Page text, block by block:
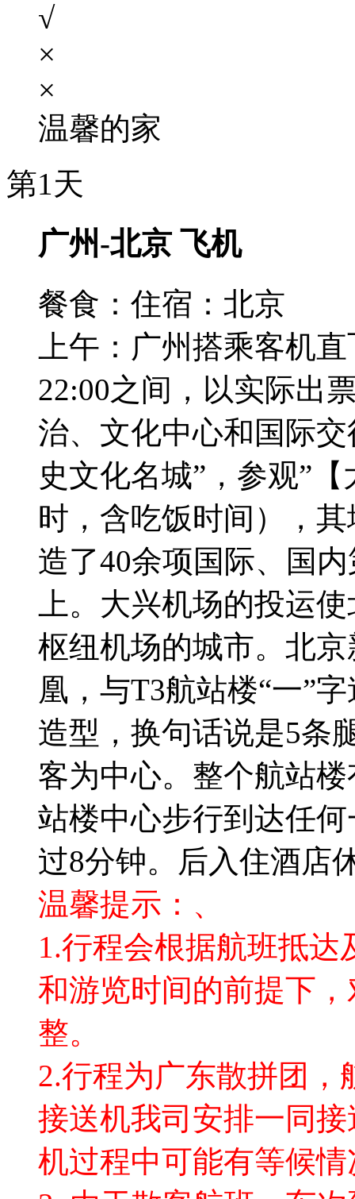
√
×
×
温馨的家
第1天
广州-北京 飞机
餐食： 住宿：北京
上午：广州搭乘客机
22:00之间，以实际出
治、文化中心和国际
史文化名城”，参观”
时，含吃饭时间），
造了40余项国际、国
上。大兴机场的投运
枢纽机场的城市。北
凰，与T3航站楼“一”
造型，换句话说是5条
客为中心。整个航站
站楼中心步行到达任
过8分钟。后入住酒店
温馨提示：、
1.行程会根据航班抵
和游览时间的前提下
整。
2.行程为广东散拼团，
接送机我司安排一同
机过程中可能有等候